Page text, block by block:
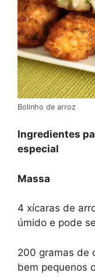
Bolinho de arroz
Ingredientes
especial
Massa
4 xícaras de
úmido e pode
200 gramas de
bem pequenos